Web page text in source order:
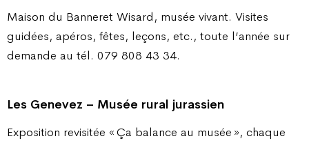
Maison du Banneret Wisard, musée vivant. Visites
guidées, apéros, fêtes, leçons, etc., toute l’année sur
demande au tél. 079 808 43 34.
Les Genevez – Musée rural jurassien
Exposition revisitée « Ça balance au musée », chaque